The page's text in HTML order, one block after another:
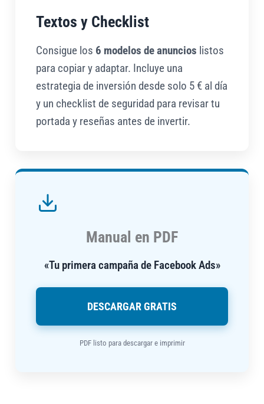
Textos y Checklist
Consigue los 6 modelos de anuncios listos
para copiar y adaptar. Incluye una
estrategia de inversión desde solo 5 € al día
y un checklist de seguridad para revisar tu
portada y reseñas antes de invertir.
Manual en PDF
«Tu primera campaña de Facebook Ads»
DESCARGAR GRATIS
PDF listo para descargar e imprimir